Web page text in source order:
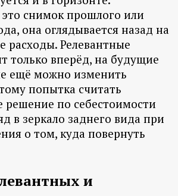
снимок прошлого или
она оглядывается назад на
расходы. Релевантные
только вперёд, на будущие
ещё можно изменить
попытка считать
решение по себестоимости
в зеркало заднего вида при
о том, куда повернуть
и